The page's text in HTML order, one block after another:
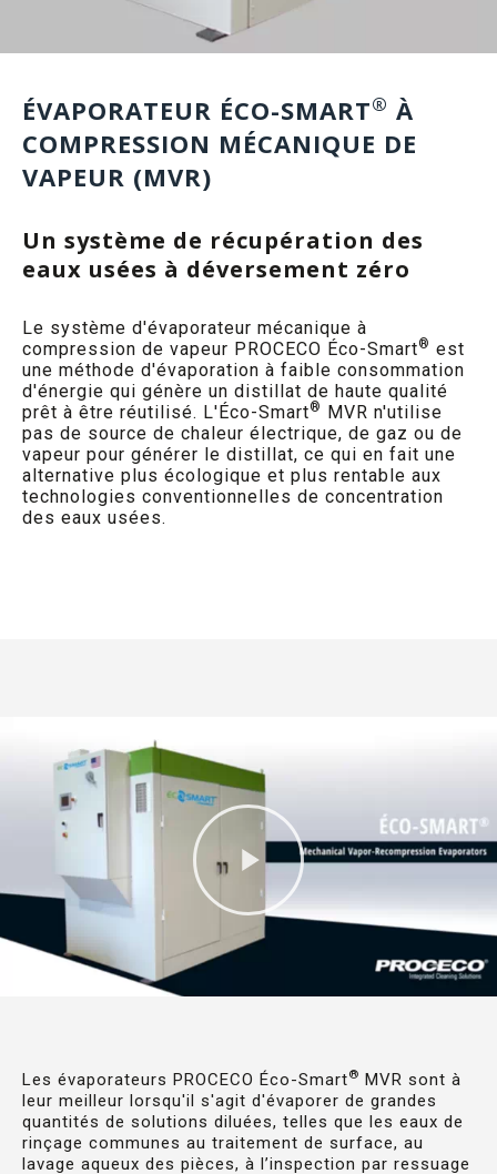
ÉVAPORATEUR ÉCO-SMART® À
COMPRESSION MÉCANIQUE DE
VAPEUR (MVR)
Un système de récupération des
eaux usées à déversement zéro
Le système d'évaporateur mécanique à
compression de vapeur PROCECO Éco-Smart® est
une méthode d'évaporation à faible consommation
d'énergie qui génère un distillat de haute qualité
prêt à être réutilisé. L'Éco-Smart® MVR n'utilise
pas de source de chaleur électrique, de gaz ou de
vapeur pour générer le distillat, ce qui en fait une
alternative plus écologique et plus rentable aux
technologies conventionnelles de concentration
des eaux usées.
Les évaporateurs PROCECO Éco-Smart® MVR sont à
leur meilleur lorsqu'il s'agit d'évaporer de grandes
quantités de solutions diluées, telles que les eaux de
rinçage communes au traitement de surface, au
lavage aqueux des pièces, à l’inspection par ressuage